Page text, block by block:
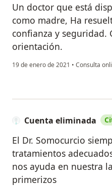
Un doctor que está
como madre, Ha
confianza y seguridad.
orientación.
19 de enero de 2021 • Consulta
Cuenta eliminada
El Dr. Somocurcio
tratamientos
nos ayuda en nuestra
primerizos